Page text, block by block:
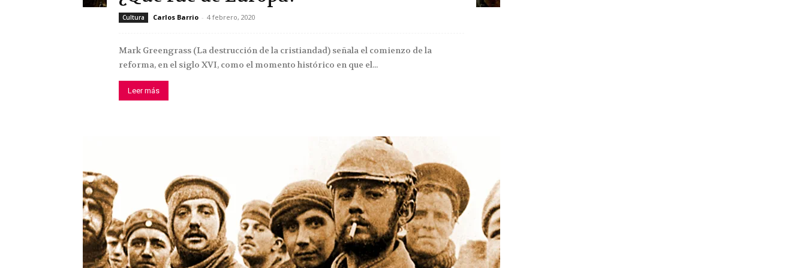
Cultura Carlos Barrio - 4 febrero, 2020
Mark Greengrass (La destrucción de la cristiandad) señala el comienzo de la
reforma, en el siglo XVI, como el momento histórico en que el...
Leer más